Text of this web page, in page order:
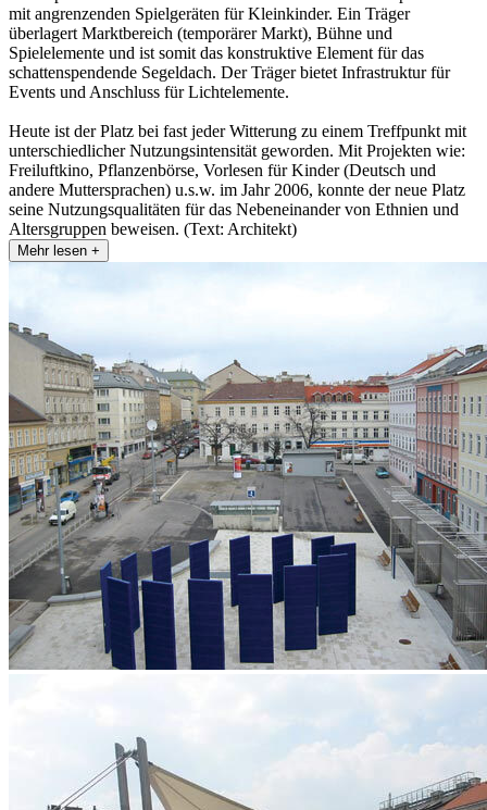
mit angrenzenden Spielgeräten für Kleinkinder. Ein Träger
überlagert Marktbereich (temporärer Markt), Bühne und
Spielelemente und ist somit das konstruktive Element für das
schattenspendende Segeldach. Der Träger bietet Infrastruktur für
Events und Anschluss für Lichtelemente.
Heute ist der Platz bei fast jeder Witterung zu einem Treffpunkt mit
unterschiedlicher Nutzungsintensität geworden. Mit Projekten wie:
Freiluftkino, Pflanzenbörse, Vorlesen für Kinder (Deutsch und
andere Muttersprachen) u.s.w. im Jahr 2006, konnte der neue Platz
seine Nutzungsqualitäten für das Nebeneinander von Ethnien und
Altersgruppen beweisen. (Text: Architekt)
Mehr lesen +